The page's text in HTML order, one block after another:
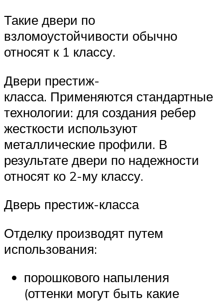
Такие двери по
взломоустойчивости обычно
относят к 1 классу.
Двери престиж-
класса. Применяются стандартные
технологии: для создания ребер
жесткости используют
металлические профили. В
результате двери по надежности
относят ко 2-му классу.
Дверь престиж-класса
Отделку производят путем
использования:
порошкового напыления
(оттенки могут быть какие